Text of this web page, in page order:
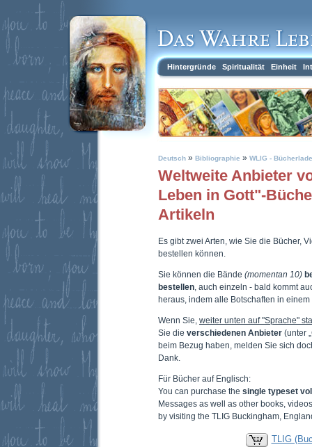
Hintergründe Spiritualität Einheit
Deutsch » Bibliographie » WLIG -
Weltweite Anbieter
Leben in Gott"-
Artikeln
Es gibt zwei Arten, wie Sie die Bücher,
bestellen können.
Sie können die Bände (momentan 10)
bestellen , auch einzeln - bald kommt
heraus, indem alle Botschaften in
Wenn Sie, weiter unten auf "Sprache"
Sie die verschiedenen Anbieter (unter
beim Bezug haben, melden Sie sich
Dank.
Für Bücher auf Englisch:
You can purchase the single typeset
Messages as well as other books,
by visiting the TLIG Buckingham,
TLIG